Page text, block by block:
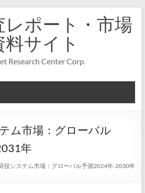
レポート・市場
料サイト
Research Center Corp.
ム市場：グローバル
年
役システム市場：グローバル予測2024年-2030年